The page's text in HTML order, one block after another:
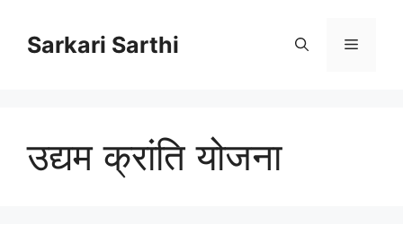
contentSarkari Sarthi Menu
उद्यम क्रांति योजना